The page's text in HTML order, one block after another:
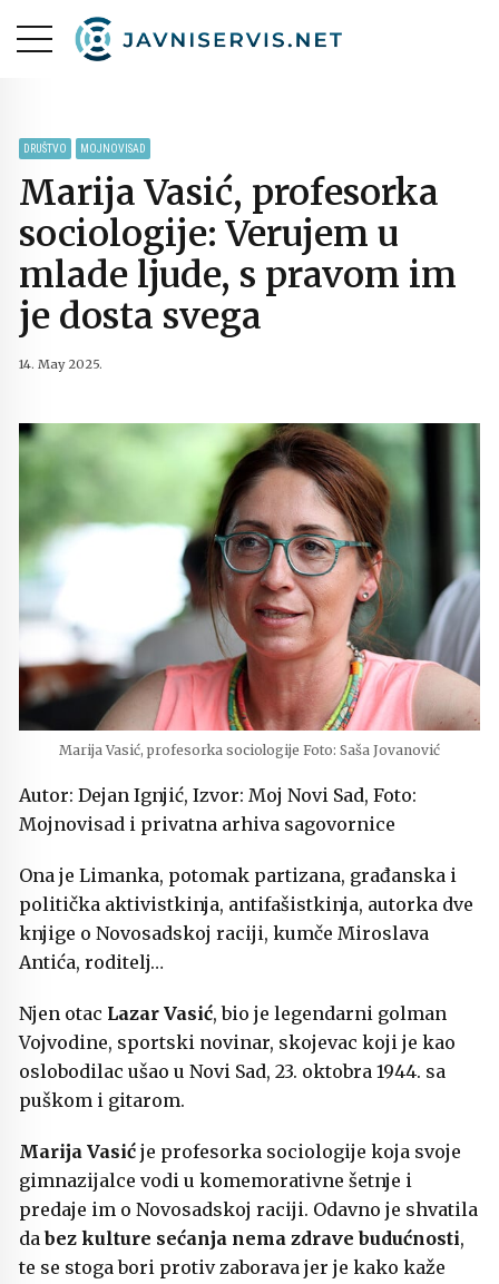
DRUŠTVO MOJNOVISAD
Marija Vasić, profesorka
sociologije: Verujem u
mlade ljude, s pravom im
je dosta svega
14. May 2025.
Marija Vasić, profesorka sociologije Foto: Saša Jovanović
Autor: Dejan Ignjić, Izvor: Moj Novi Sad, Foto:
Mojnovisad i privatna arhiva sagovornice
Ona je Limanka, potomak partizana, građanska i
politička aktivistkinja, antifašistkinja, autorka dve
knjige o Novosadskoj raciji, kumče Miroslava
Antića, roditelj…
Njen otac Lazar Vasić, bio je legendarni golman
Vojvodine, sportski novinar, skojevac koji je kao
oslobodilac ušao u Novi Sad, 23. oktobra 1944. sa
puškom i gitarom.
Marija Vasić je profesorka sociologije koja svoje
gimnazijalce vodi u komemorativne šetnje i
predaje im o Novosadskoj raciji. Odavno je shvatila
dabez kulture sećanja nema zdrave budućnosti,
te se stoga bori protiv zaborava jer je kako kaže